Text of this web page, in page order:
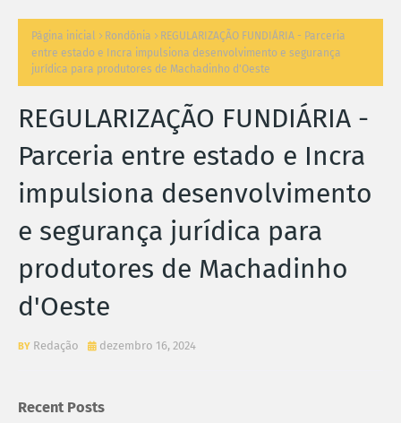
Página inicial Rondônia
REGULARIZAÇÃO FUNDIÁRIA - Parceria
entre estado e Incra impulsiona desenvolvimento e segurança
jurídica para produtores de Machadinho d'Oeste
REGULARIZAÇÃO FUNDIÁRIA -
Parceria entre estado e Incra
impulsiona desenvolvimento
e segurança jurídica para
produtores de Machadinho
d'Oeste
Redação dezembro 16, 2024
Recent Posts